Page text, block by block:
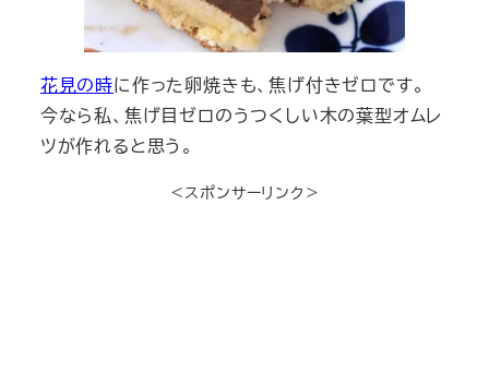
花見の時に作った卵焼きも、焦げ付きゼロです。
今なら私、焦げ目ゼロのうつくしい木の葉型オムレ
ツが作れると思う。
＜スポンサーリンク＞